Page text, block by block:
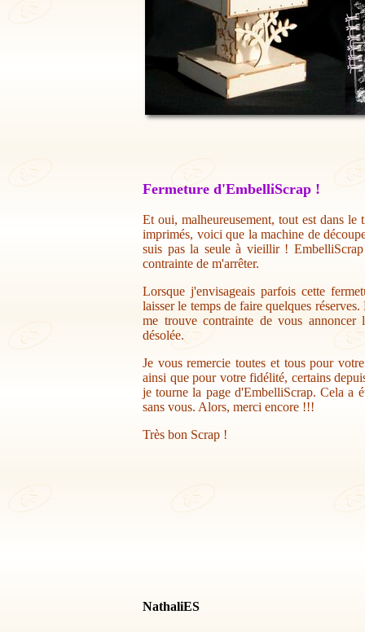
Fermeture d'EmbelliScrap !
Et oui, malheureusement, tout est dans
imprimés, voici que la machine de
suis pas la seule à vieillir !
contrainte de m'arrêter.
Lorsque j'envisageais parfois cette
laisser le temps de faire quelques
me trouve contrainte de vous annoncer
désolée.
Je vous remercie toutes et tous pour
ainsi que pour votre fidélité, certains
je tourne la page d'EmbelliScrap. Cela a
sans vous. Alors, merci encore !!!
Très bon Scrap !
NathaliES